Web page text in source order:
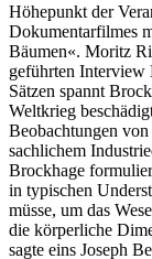
Höhepunkt der
Dokumentarfilmes
Bäumen«. Moritz
geführten Interview
Sätzen spannt
Weltkrieg
Beobachtungen
sachlichem
Brockhage
in typischen
müsse, um das
die körperliche
sagte eins Joseph